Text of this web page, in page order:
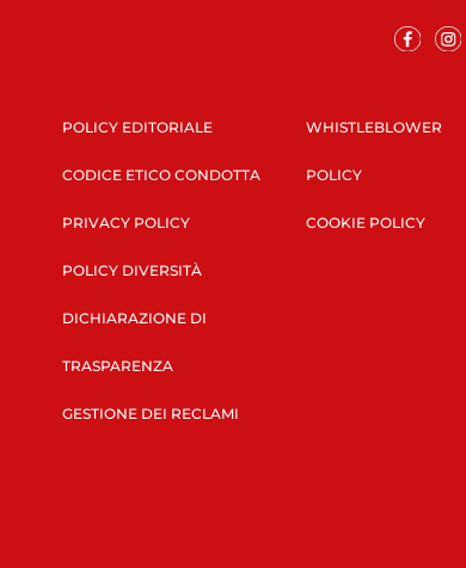
POLICY EDITORIALE
CODICE ETICO CONDOTTA
PRIVACY POLICY
POLICY DIVERSITÀ
DICHIARAZIONE DI
TRASPARENZA
GESTIONE DEI RECLAMI
WHISTLEBLOWER
POLICY
COOKIE POLICY